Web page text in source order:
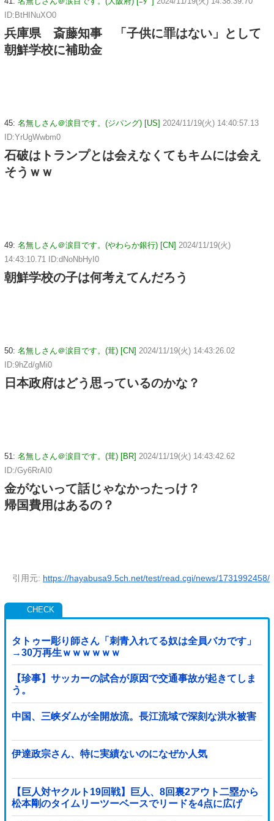
ID:BtHINuXO0
兵庫県 斎藤知事 「子供に罪はない」として
朝鮮学校に補助金
45: 名無しさん＠涙目です。(ジパング) [US] 2024/11/19(火) 14:40:57.13
ID:YrUgWwbm0
石破はトランプとは会えなくてもキムには会え
そうｗｗ
49: 名無しさん＠涙目です。(やわらか銀行) [CN] 2024/11/19(火)
14:43:10.71 ID:dNoNbHyI0
朝鮮学校の子は何考えてんだろう
50: 名無しさん＠涙目です。(茸) [CN] 2024/11/19(火) 14:43:26.02
ID:9hZd/gMi0
日本政府はどう思っているのかな？
51: 名無しさん＠涙目です。(茸) [BR] 2024/11/19(火) 14:43:42.62
ID:/Gy6RrAI0
金がないって話じゃなかったっけ？
帰国費用はあるの？
引用元: https://hayabusa9.5ch.net/test/read.cgi/news/1731992458/
タトゥー彫り師さん「刺青入れてる奴は全員バカです」
→30万再生ｗｗｗｗｗｗ
【珍事】サッカーの試合が原因で交通事故が起きてしま
う。
中国、三峡ダムが全開放流。長江流域で深刻な洪水被害
伊達政宗さん、特に実績ないのになぜか人気
【巨人対ヤクルト19回戦】巨人、8回裏2アウト二塁から
松本剛のタイムリーツーベースでリードを4点に広げ
る！！！！！！！！他